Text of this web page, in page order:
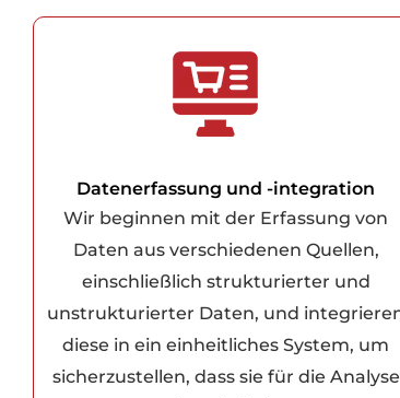
Datenerfassung und -integration
Wir beginnen mit der Erfassung von
Daten aus verschiedenen Quellen,
einschließlich strukturierter und
unstrukturierter Daten, und
diese in ein einheitliches System, um
sicherzustellen, dass sie für die Analyse